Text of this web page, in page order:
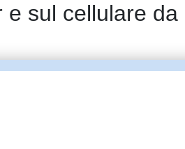
e sul cellulare da